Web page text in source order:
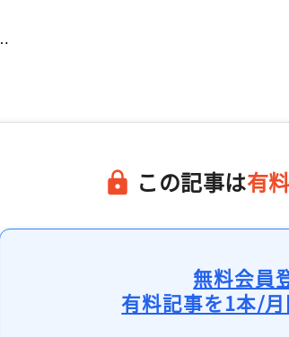
この記事は有
無料会員
有料記事を1本/